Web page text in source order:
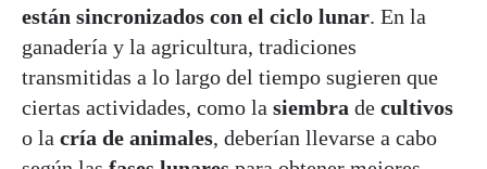
están sincronizados con el ciclo lunar. En la
ganadería y la agricultura, tradiciones
transmitidas a lo largo del tiempo sugieren que
ciertas actividades, como la siembra de cultivos
o la cría de animales, deberían llevarse a cabo